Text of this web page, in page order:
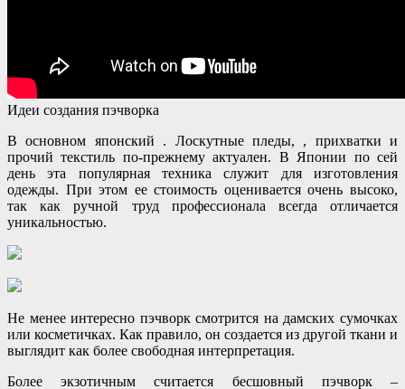
Идеи создания пэчворка
В основном японский . Лоскутные пледы, , прихватки и
прочий текстиль по-прежнему актуален. В Японии по сей
день эта популярная техника служит для изготовления
одежды. При этом ее стоимость оценивается очень высоко,
так как ручной труд профессионала всегда отличается
уникальностью.
Не менее интересно пэчворк смотрится на дамских сумочках
или косметичках. Как правило, он создается из другой ткани и
выглядит как более свободная интерпретация.
Более экзотичным считается бесшовный пэчворк –